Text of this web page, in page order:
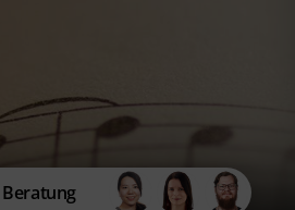
Beratung